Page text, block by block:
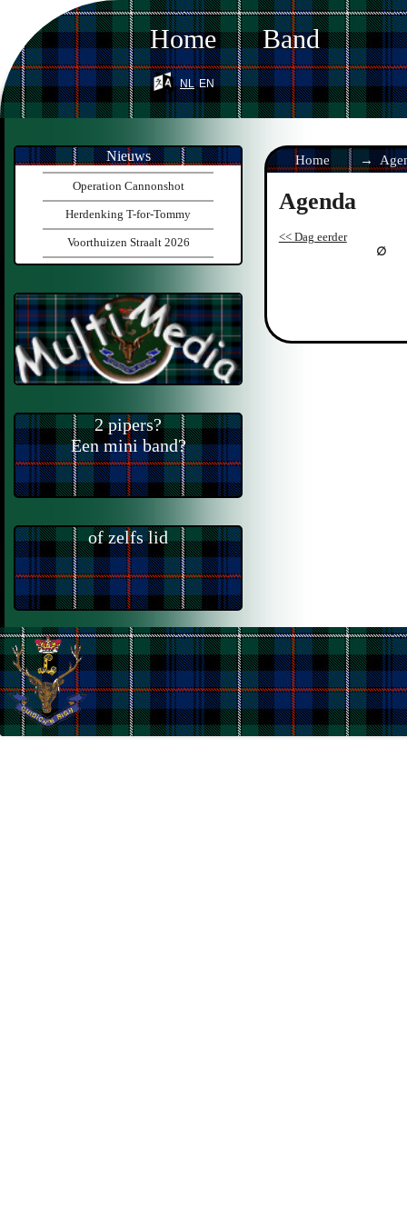
Home Band
nl en
Home
Agenda
<< Dag eerder
Nieuws
Operation Cannonshot
Herdenking T-for-Tommy
Voorthuizen Straalt 2026
2 pipers?
Een mini band?
of zelfs lid